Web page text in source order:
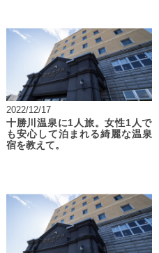
2022/12/17
十勝川温泉に1人旅。女性1人で
も安心して泊まれる綺麗な温泉
宿を教えて。